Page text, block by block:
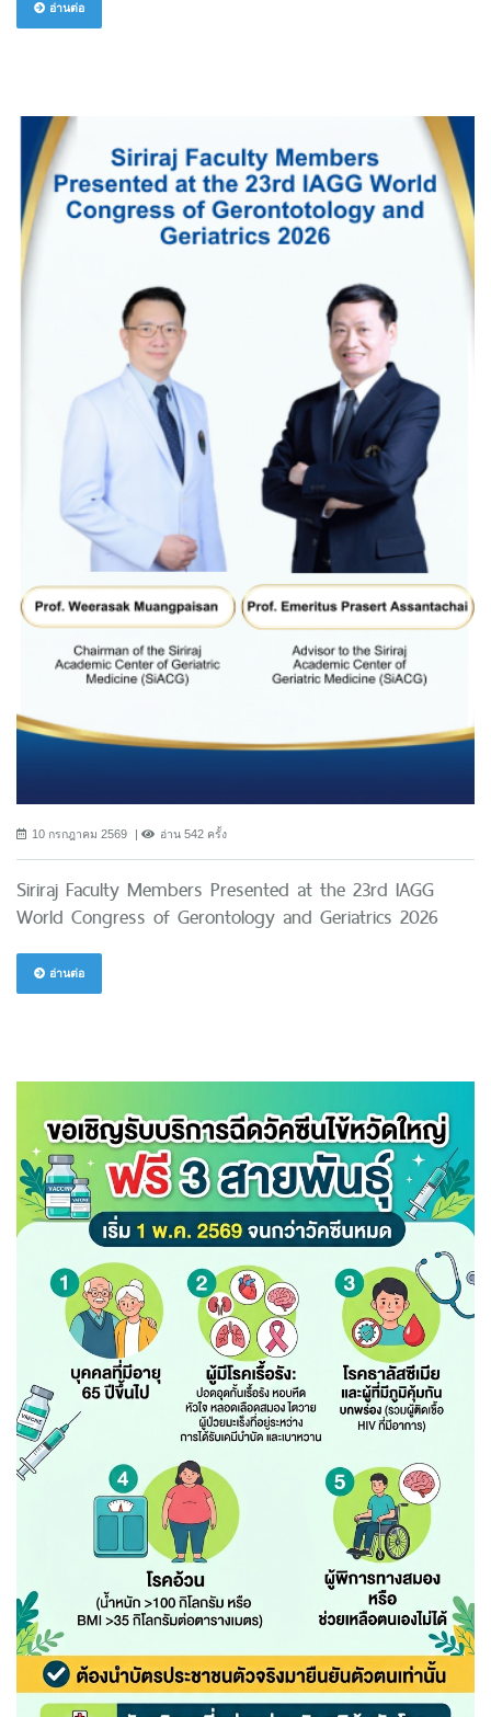
อ่านต่อ
10 กรกฎาคม 2569 อ่าน 542 ครั้ง
Siriraj Faculty Members Presented at the 23rd IAGG
World Congress of Gerontology and Geriatrics 2026
อ่านต่อ